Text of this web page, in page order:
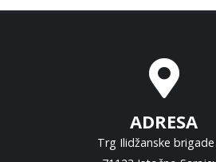
ADRESA
Trg Ilidžanske